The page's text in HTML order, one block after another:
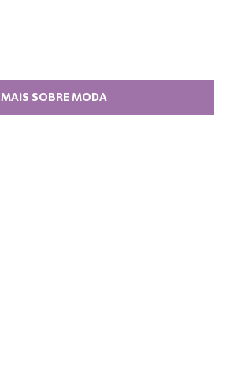
MAIS SOBRE MODA